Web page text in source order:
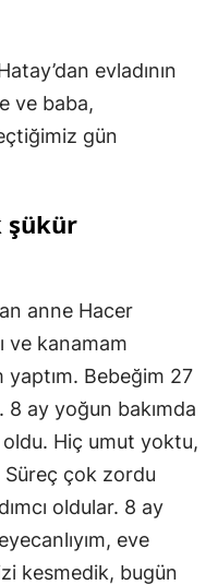
evladının
ve baba,
gün
şükür
anne Hacer
ve kanamam
yaptım. Bebeğim 27
ay yoğun bakımda
oldu. Hiç umut yoktu,
çok zordu
oldular. 8 ay
eve
kesmedik, bugün